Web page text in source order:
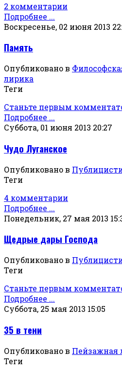
2 комментарии
Подробнее ...
Воскресенье, 02 июня 2013
Память
Опубликовано в
лирика
Теги
Станьте первым
Подробнее ...
Суббота, 01 июня 2013 20:27
Чудо Луганское
Опубликовано в
Теги
4 комментарии
Подробнее ...
Понедельник, 27 мая 2013
Щедрые дары Господа
Опубликовано в
Теги
Станьте первым
Подробнее ...
Суббота, 25 мая 2013 15:05
35 в тени
Опубликовано в Пейзажная
Теги